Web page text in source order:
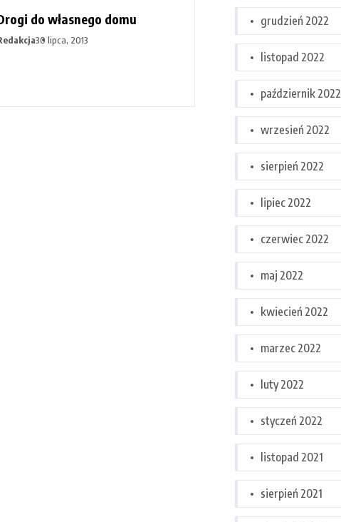
do własnego domu
30 lipca, 2013
grudzień 2022
listopad 2022
październik 2022
wrzesień 2022
sierpień 2022
lipiec 2022
czerwiec 2022
maj 2022
kwiecień 2022
marzec 2022
luty 2022
styczeń 2022
listopad 2021
sierpień 2021